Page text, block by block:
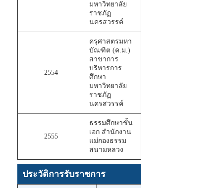
มหาวิทยาลัย
ราชภัฏ
นครสวรรค์
2554
ครุศาสตรมหา
บัณฑิต (ค.ม.)
สาขาการ
บริหารการ
ศึกษา
มหาวิทยาลัย
ราชภัฏ
นครสวรรค์
2555
ธรรมศึกษาชั้น
เอก สำนักงาน
แม่กองธรรม
สนามหลวง
ประวัติการรับราชการ